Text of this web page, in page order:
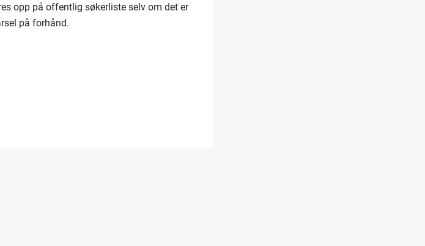
opp på offentlig søkerliste selv om det er
på forhånd.